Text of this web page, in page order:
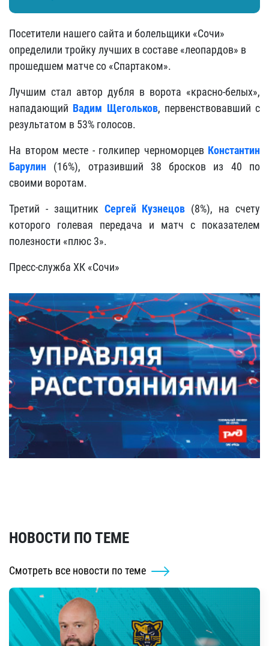
Посетители нашего сайта и болельщики «Сочи»
определили тройку лучших в составе «леопардов» в
прошедшем матче со «Спартаком».
Лучшим стал автор дубля в ворота «красно-белых»,
нападающий Вадим Щегольков, первенствовавший с
результатом в 53% голосов.
На втором месте - голкипер черноморцев Константин
Барулин (16%), отразивший 38 бросков из 40 по
своими воротам.
Третий - защитник Сергей Кузнецов (8%), на счету
которого голевая передача и матч с показателем
полезности «плюс 3».
Пресс-служба ХК «Сочи»
НОВОСТИ ПО ТЕМЕ
Смотреть все новости по теме